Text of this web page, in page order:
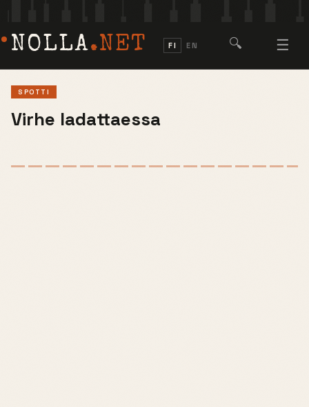
NOLLA.NET FI EN 🔍 ☰
SPOTTI
Virhe ladattaessa